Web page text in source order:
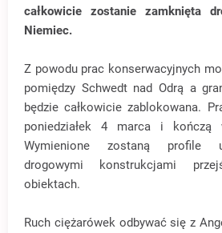
całkowicie zostanie zamknięta
Niemiec.
Z powodu prac konserwacyjnych
pomiędzy Schwedt nad Odrą a
będzie całkowicie zablokowana.
poniedziałek 4 marca i
Wymienione zostaną profile
drogowymi konstrukcjami
obiektach.
Ruch ciężarówek odbywać się z